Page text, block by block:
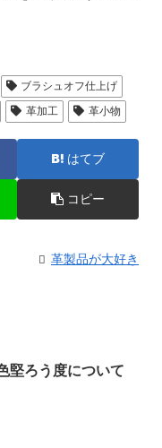
ブラシュオフ仕上げ
革加工 革小物
はてブ
コピー
革製品が大好き
堅ろう度について